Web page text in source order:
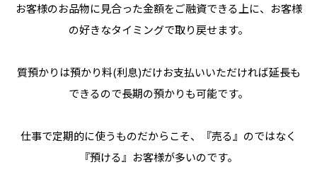
お客様のお品物に見合った金額をご融資できる上に、お客様
の好きなタイミングで取り戻せます。
質預かりは預かり料(利息)だけお支払いいただければ延長も
できるので長期の預かりも可能です。
仕事で定期的に使うものだからこそ、『売る』のではなく
『預ける』お客様が多いのです。